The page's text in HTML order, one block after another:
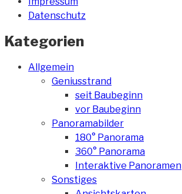
Datenschutz
Kategorien
Allgemein
Geniusstrand
seit Baubeginn
vor Baubeginn
Panoramabilder
180° Panorama
360° Panorama
Interaktive Panoramen
Sonstiges